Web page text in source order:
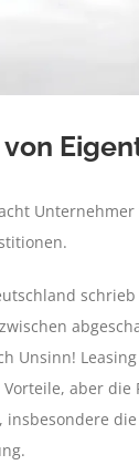
Unsinn!
aber die
insbesondere